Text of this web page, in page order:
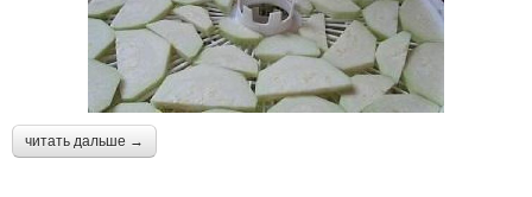
читать дальше →